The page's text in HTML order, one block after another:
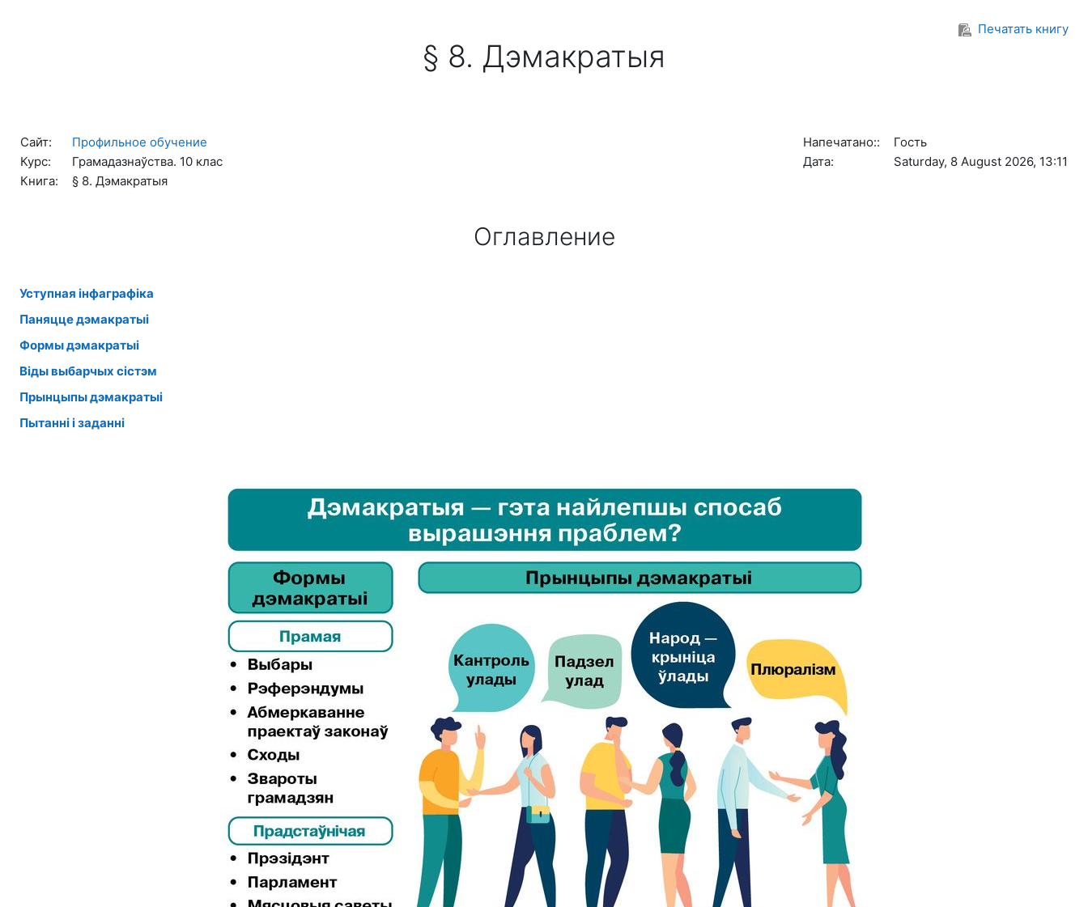
Печатать книгу
§ 8. Дэмакратыя
Сайт:
Профильное обучение
Курс:
Грамадазнаўства. 10 клас
Книга:
§ 8. Дэмакратыя
Напечатано::
Гость
Дата:
Saturday, 8 August 2026, 13:11
Оглавление
Уступная інфаграфіка
Паняцце дэмакратыі
Формы дэмакратыі
Віды выбарчых сістэм
Прынцыпы дэмакратыі
Пытанні і заданні